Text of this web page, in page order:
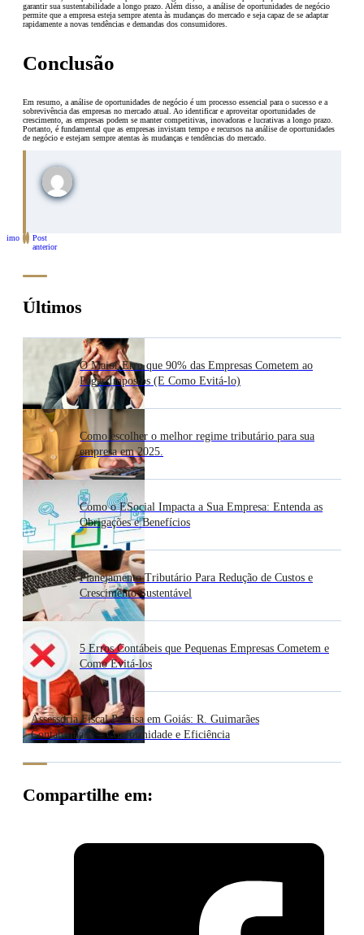
garantir sua sustentabilidade a longo prazo. Além disso, a análise de oportunidades de negócio
permite que a empresa esteja sempre atenta às mudanças do mercado e seja capaz de se adaptar
rapidamente a novas tendências e demandas dos consumidores.
Conclusão
Em resumo, a análise de oportunidades de negócio é um processo essencial para o sucesso e a
sobrevivência das empresas no mercado atual. Ao identificar e aproveitar oportunidades de
crescimento, as empresas podem se manter competitivas, inovadoras e lucrativas a longo prazo.
Portanto, é fundamental que as empresas invistam tempo e recursos na análise de oportunidades
de negócio e estejam sempre atentas às mudanças e tendências do mercado.
Post
anterior
Últimos
O Maior Erro que 90% das Empresas Cometem ao
Pagar Impostos (E Como Evitá-lo)
Como escolher o melhor regime tributário para sua
empresa em 2025.
Como o ESocial Impacta a Sua Empresa: Entenda as
Obrigações e Benefícios
Planejamento Tributário Para Redução de Custos e
Crescimento Sustentável
5 Erros Contábeis que Pequenas Empresas Cometem e
Como Evitá-los
Assessoria Fiscal Precisa em Goiás: R. Guimarães
Contabilidade – Conformidade e Eficiência
Compartilhe em: